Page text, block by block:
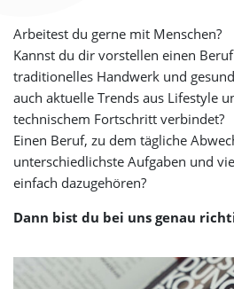
Arbeitest du gerne mit Menschen?
Kannst du dir vorstellen einen
traditionelles Handwerk und
auch aktuelle Trends aus Lifestyle
technischem Fortschritt verbindet?
Einen Beruf, zu dem tägliche
unterschiedlichste Aufgaben und
einfach dazugehören?
Dann bist du bei uns genau